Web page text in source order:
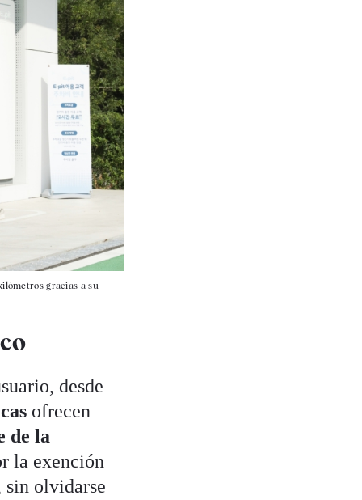
gracias a su
desde
ofrecen
de la
la exención
sin olvidarse